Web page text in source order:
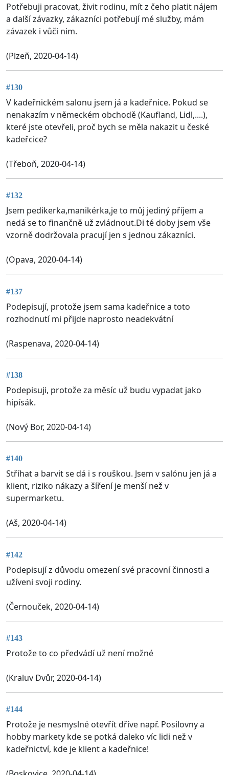
Potřebuji pracovat, živit rodinu, mít z čeho platit nájem
a další závazky, zákazníci potřebují mé služby, mám
závazek i vůči nim.
(Plzeň, 2020-04-14)
#130
V kadeřnickém salonu jsem já a kadeřnice. Pokud se
nenakazím v německém obchodě (Kaufland, Lidl,....),
které jste otevřeli, proč bych se měla nakazit u české
kadeřcice?
(Třeboň, 2020-04-14)
#132
Jsem pedikerka,manikérka,je to můj jediný příjem a
nedá se to finančně už zvládnout.Di té doby jsem vše
vzorně dodržovala pracují jen s jednou zákazníci.
(Opava, 2020-04-14)
#137
Podepisují, protože jsem sama kadeřnice a toto
rozhodnutí mi přijde naprosto neadekvátní
(Raspenava, 2020-04-14)
#138
Podepisuji, protože za měsíc už budu vypadat jako
hipísák.
(Nový Bor, 2020-04-14)
#140
Stříhat a barvit se dá i s rouškou. Jsem v salónu jen já a
klient, riziko nákazy a šíření je menší než v
supermarketu.
(Aš, 2020-04-14)
#142
Podepisují z důvodu omezení své pracovní činnosti a
užíveni svoji rodiny.
(Černouček, 2020-04-14)
#143
Protože to co předvádí už není možné
(Kraluv Dvůr, 2020-04-14)
#144
Protože je nesmyslné otevřít dříve např. Posilovny a
hobby markety kde se potká daleko víc lidi než v
kadeřnictví, kde je klient a kadeřnice!